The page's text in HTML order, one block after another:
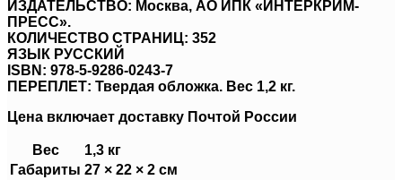
ИЗДАТЕЛЬСТВО: Москва, АО ИПК «ИНТЕРКРИМ-
ПРЕСС».
КОЛИЧЕСТВО СТРАНИЦ: 352
ЯЗЫК РУССКИЙ
ISBN: 978-5-9286-0243-7
ПЕРЕПЛЕТ: Твердая обложка. Вес 1,2 кг.
Цена включает доставку Почтой России
Вес
1,3 кг
Габариты 27 × 22 × 2 см